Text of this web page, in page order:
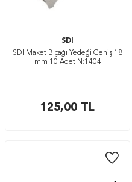
SDI
SDI Maket Bıçağı Yedeği Geniş 18
mm 10 Adet N:1404
125,00 TL